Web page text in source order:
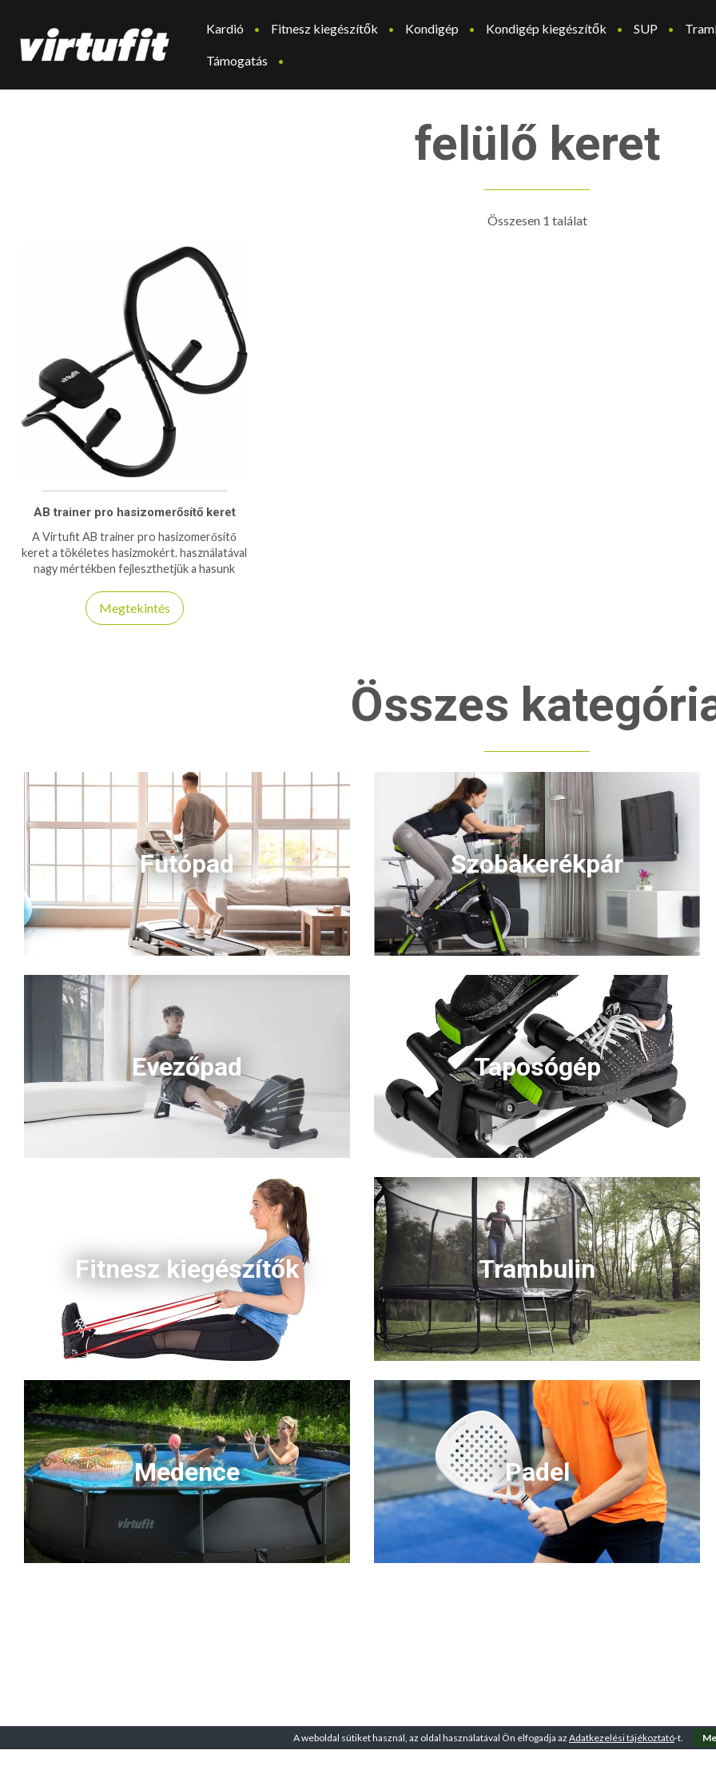
Kardió Fitnesz kiegészítők Kondigép Kondigép kiegészítők SUP
Támogatás
felülő keret
Összesen 1 találat
AB trainer pro hasizomerősítő keret
A Virtufit AB trainer pro hasizomerősítő
keret a tökéletes hasizmokért. használatával
nagy mértékben fejleszthetjük a hasunk
Megtekintés
Összes
Futópad Szobakerékpár
Evezőpad Taposógép
Fitnesz kiegészítők Trambulin
Medence Padel
A weboldal sütiket használ, az oldal használatával Ön elfogadja az Adatkezelési tájékoztató-t.